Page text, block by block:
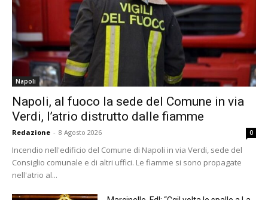
Napoli
Napoli, al fuoco la sede del Comune in via
Verdi, l’atrio distrutto dalle fiamme
Redazione - 8 Agosto 2026 0
Incendio nell'edificio del Comune di Napoli in via Verdi, sede del
Consiglio comunale e di altri uffici. Le fiamme si sono propagate
nell'atrio al...